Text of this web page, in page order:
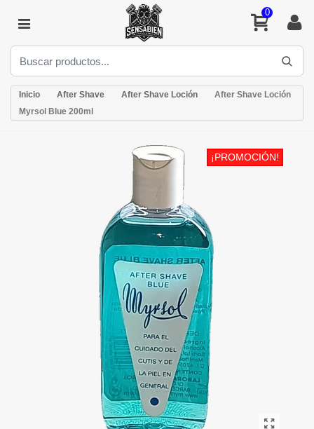
0
Inicio After Shave After Shave Loción
After Shave Loción
Myrsol Blue 200ml
¡PROMOCIÓN!